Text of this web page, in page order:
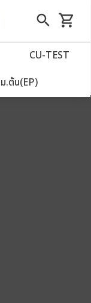
close
search
Skip
to
shopping_cart
รถเข็น
CU‑TEST
ม.ต้น(EP)